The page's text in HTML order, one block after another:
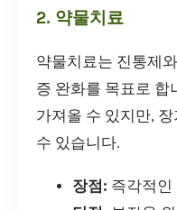
2. 약물치료
약물치료는 진통제
증 완화를 목표로 합
가져올 수 있지만,
수 있습니다.
장점: 즉각적인